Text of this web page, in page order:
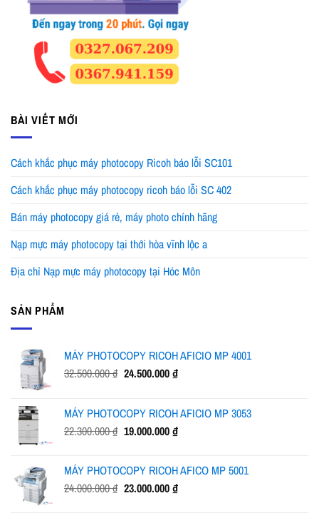
BÀI VIẾT MỚI
Cách khắc phục máy photocopy Ricoh báo lỗi SC101
Cách khắc phục máy photocopy ricoh báo lỗi SC 402
Bán máy photocopy giá rẻ, máy photo chính hãng
Nạp mực máy photocopy tại thới hòa vĩnh lộc a
Địa chỉ Nạp mực máy photocopy tại Hóc Môn
SẢN PHẨM
MÁY PHOTOCOPY RICOH AFICIO MP 4001
32.500.000₫ Giá
32.500.000 ₫.
24.500.000₫Giá
là:
24.500.000 ₫.
MÁY PHOTOCOPY RICOH AFICIO MP 3053
22.300.000₫ Giá
22.300.000 ₫.
19.000.000₫Giá
là:
19.000.000 ₫.
MÁY PHOTOCOPY RICOH AFICO MP 5001
24.000.000₫ Giá
23.000.000₫Giá